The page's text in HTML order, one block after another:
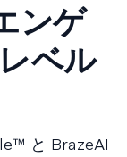
ンゲ
ベル
と BrazeAI